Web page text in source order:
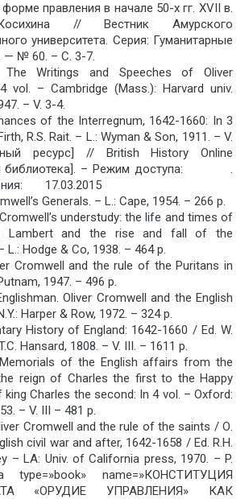
правления в начале 50-х гг. XVII в.
// Вестник Амурского
университета. Серия: Гуманитарные
— № 60. – С. 3-7.
The Writings and Speeches of Oliver
vol. – Cambridge (Mass.): Harvard univ.
– V. 3-4.
of the Interregnum, 1642-1660: In 3
R.S. Rait. – L.: Wyman & Son, 1911. – V.
ресурс] // British History Online
библиотека]. – Режим доступа: .
17.03.2015
Generals. – L.: Cape, 1954. – 266 p.
understudy: the life and times of
Lambert and the rise and fall of the
Hodge & Co, 1938. – 464 p.
Cromwell and the rule of the Puritans in
1947. – 496 p.
Oliver Cromwell and the English
Harper & Row, 1972. – 324 p.
History of England: 1642-1660 / Ed. W.
Hansard, 1808. – V. III. – 1611 p.
of the English affairs from the
reign of Charles the first to the Happy
Charles the second: In 4 vol. – Oxford:
– V. III – 481 p.
Cromwell and the rule of the saints / О.
civil war and after, 1642-1658 / Ed. R.H.
– LA: Univ. of California press, 1970. – P.
type=»book» name=»КОНСТИТУЦИЯ
«ОРУДИЕ УПРАВЛЕНИЯ» КАК